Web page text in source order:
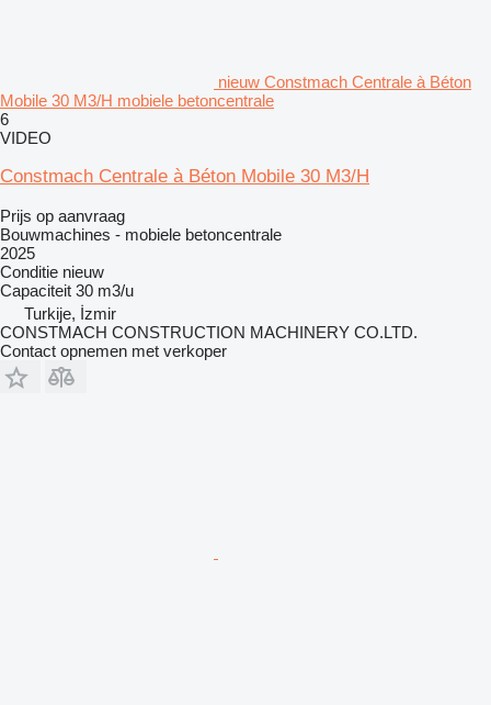
nieuw Constmach Centrale à Béton
Mobile 30 M3/H mobiele betoncentrale
6
VIDEO
Constmach Centrale à Béton Mobile 30 M3/H
Prijs op aanvraag
Bouwmachines - mobiele betoncentrale
2025
Conditie nieuw
Capaciteit 30 m3/u
Turkije, İzmir
CONSTMACH CONSTRUCTION MACHINERY CO.LTD.
Contact opnemen met verkoper